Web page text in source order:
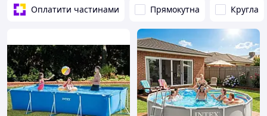
Оплатити частинами Прямокутна Кругла